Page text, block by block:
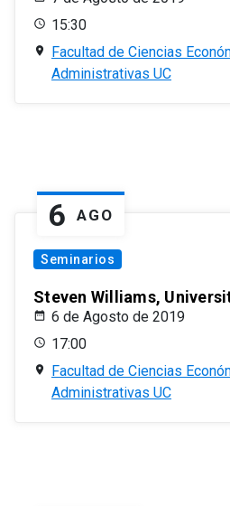
15:30
Facultad de Ciencias
Administrativas UC
6 AGO
Seminarios
Steven Williams,
6 de Agosto de 2019
17:00
Facultad de Ciencias
Administrativas UC